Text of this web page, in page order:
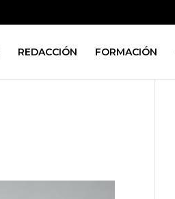
REDACCIÓN FORMACIÓN